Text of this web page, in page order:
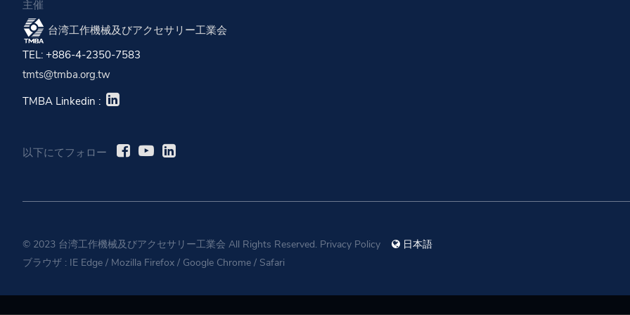
主催
台湾工作機械及びアクセサリー工業会
TEL: +886-4-2350-7583
tmts@tmba.org.tw
TMBA Linkedin :
以下にてフォロー
© 2023 台湾工作機械及びアクセサリー工業会 All Rights Reserved. Privacy Policy
日本語
ブラウザ : IE Edge / Mozilla Firefox / Google Chrome / Safari